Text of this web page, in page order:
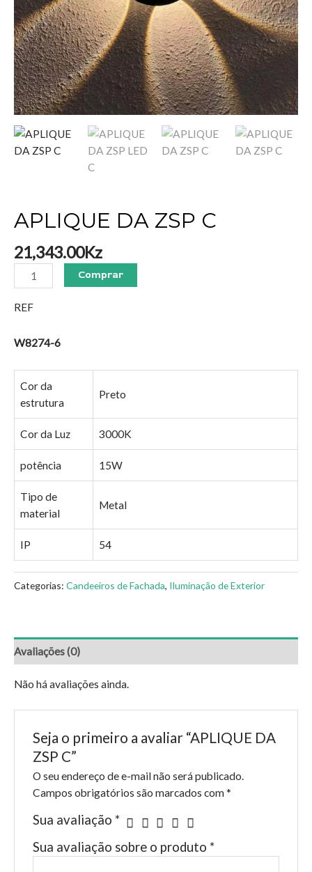
APLIQUE DA ZSP C
21,343.00Kz
Comprar
REF
W8274-6
Cor da
estrutura
Preto
Cor da Luz 3000K
potência 15W
Tipo de
material
Metal
IP 54
Categorias: Candeeiros de Fachada, Iluminação de Exterior
Avaliações (0)
Não há avaliações ainda.
Seja o primeiro a avaliar “APLIQUE DA
ZSP C”
O seu endereço de e-mail não será publicado.
Campos obrigatórios são marcados com *
Sua avaliação *
Sua avaliação sobre o produto *